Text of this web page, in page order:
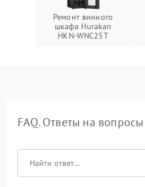
Ремонт винного
шкафа Hurakan
HKN-WNC25T
FAQ. Ответы на вопросы